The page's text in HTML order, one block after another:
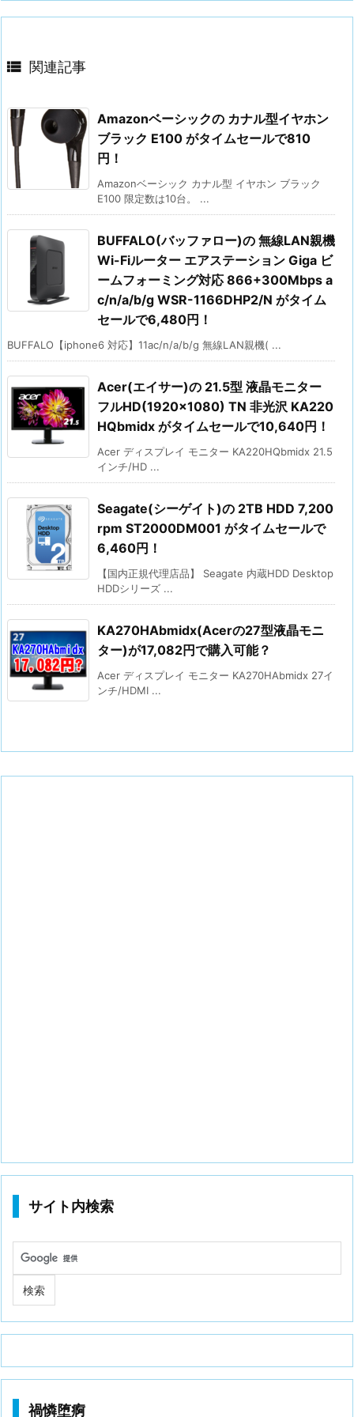
 関連記事
Amazonベーシックの カナル型イヤホン
ブラック E100 がタイムセールで810
円！
Amazonベーシック カナル型 イヤホン ブラック
E100 限定数は10台。 ...
BUFFALO(バッファロー)の 無線LAN親機
Wi-Fiルーター エアステーション Giga ビ
ームフォーミング対応 866+300Mbps a
c/n/a/b/g WSR-1166DHP2/N がタイム
セールで6,480円！
BUFFALO【iphone6 対応】11ac/n/a/b/g 無線LAN親機( ...
Acer(エイサー)の 21.5型 液晶モニター
フルHD(1920×1080) TN 非光沢 KA220
HQbmidx がタイムセールで10,640円！
Acer ディスプレイ モニター KA220HQbmidx 21.5
インチ/HD ...
Seagate(シーゲイト)の 2TB HDD 7,200
rpm ST2000DM001 がタイムセールで
6,460円！
【国内正規代理店品】 Seagate 内蔵HDD Desktop
HDDシリーズ ...
KA270HAbmidx(Acerの27型液晶モニ
ター)が17,082円で購入可能？
Acer ディスプレイ モニター KA270HAbmidx 27イ
ンチ/HDMI ...
サイト内検索
禍憐堕痾